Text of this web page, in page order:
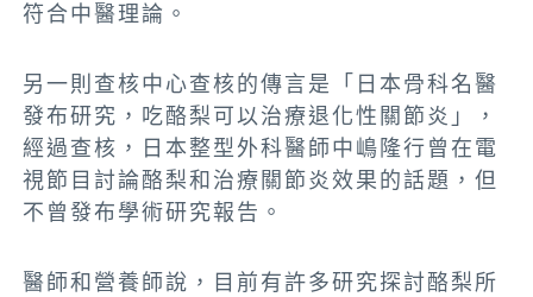
符合中醫理論。
另一則查核中心查核的傳言是「日本骨科名醫
發布研究，吃酪梨可以治療退化性關節炎」，
經過查核，日本整型外科醫師中嶋隆行曾在電
視節目討論酪梨和治療關節炎效果的話題，但
不曾發布學術研究報告。
醫師和營養師說，目前有許多研究探討酪梨所